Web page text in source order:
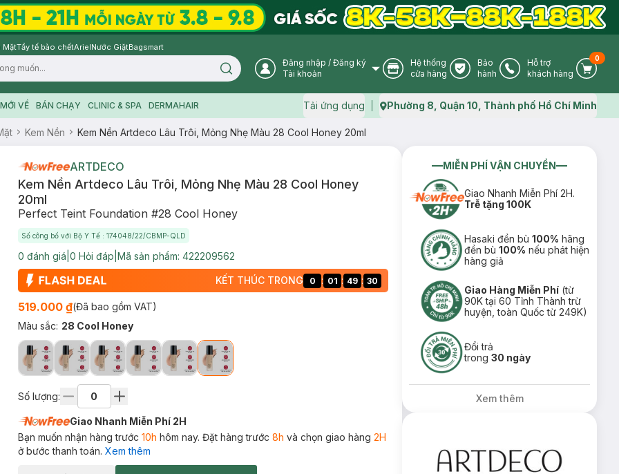
MặtTẩy tế bào chếtArielNước GiặtBagsmart
Search icon User Icon
Đăng nhập / Đăng ký
Tài khoản
Store Icon
Hệ thống
cửa hàng
Warranty Icon
Bảo
hành
Phone Icon
Hỗ trợ
khách hàng
Cart
0
VỀ BÁN CHẠY CLINIC & SPA DERMAHAIR Tải ứng dụng Map icon
Phường 8, Quận 10, Thành phố Hồ Chí Minh
Kem Nền Kem Nền Artdeco Lâu Trôi, Mỏng Nhẹ Màu 28 Cool Honey 20ml
ARTDECO
Kem Nền Artdeco Lâu Trôi, Mỏng Nhẹ Màu 28 Cool Honey
20ml
Perfect Teint Foundation #28 Cool Honey
Số công bố với Bộ Y Tế : 174048/22/CBMP-QLD
0 đánh giá 0 Hỏi đáp Mã sản phẩm: 422209562
KẾT THÚC TRONG 0 : 01 : 49 : 29
519.000 ₫(Đã bao gồm VAT)
Màu sắc: 28 Cool Honey
Số lượng:
Giao Nhanh Miễn Phí 2H
Bạn muốn nhận hàng trước 10h hôm nay. Đặt hàng trước 8h và chọn giao hàng 2H
ở bước thanh toán. Xem thêm
MIỄN PHÍ VẬN CHUYỂN
Giao Nhanh Miễn Phí 2H.
Trễ tặng 100K
Hasaki đền bù100% hãng
đền bù100% nếu phát hiện
hàng giả
Giao Hàng Miễn Phí (từ
90K tại 60 Tỉnh Thành trừ
huyện, toàn Quốc từ 249K)
Đổi trả
trong30 ngày
Xem thêm